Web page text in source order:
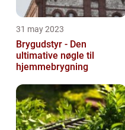
31 may 2023
Brygudstyr - Den
ultimative nøgle til
hjemmebrygning